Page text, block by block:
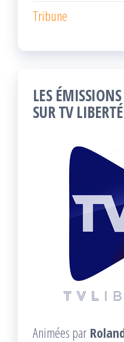
Tribune
LES
SUR TV
Animées par